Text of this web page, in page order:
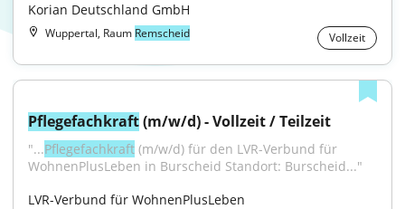
Korian Deutschland GmbH
Wuppertal, Raum Remscheid Vollzeit
Pflegefachkraft (m/w/d) - Vollzeit / Teilzeit
"...Pflegefachkraft (m/w/d) für den LVR-Verbund für
WohnenPlusLeben in Burscheid Standort: Burscheid..."
LVR-Verbund für WohnenPlusLeben